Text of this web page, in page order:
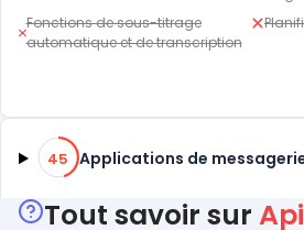
Fonctions de sous-titrage
automatique et de transcription
45% de compatibilité
45 Applications de
Tout savoir sur